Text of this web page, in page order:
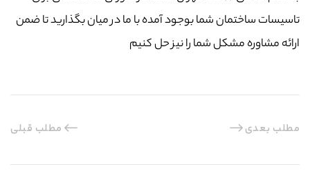
تاسیسات ساختمان شما بوجود آمده با ما در میان بگذارید تا ضمن
ارائه مشاوره مشکل شما را نیز حل کنیم
مطلب قبلی مطلب بعدی